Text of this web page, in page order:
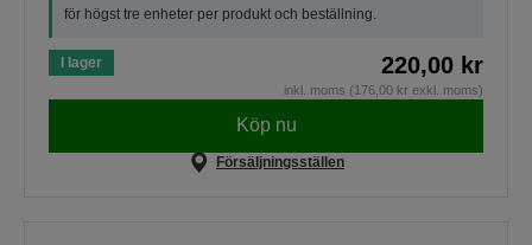
för högst tre enheter per produkt och beställning.
I lager 220,00 kr
inkl. moms (176,00 kr exkl. moms)
Köp nu
Försäljningsställen